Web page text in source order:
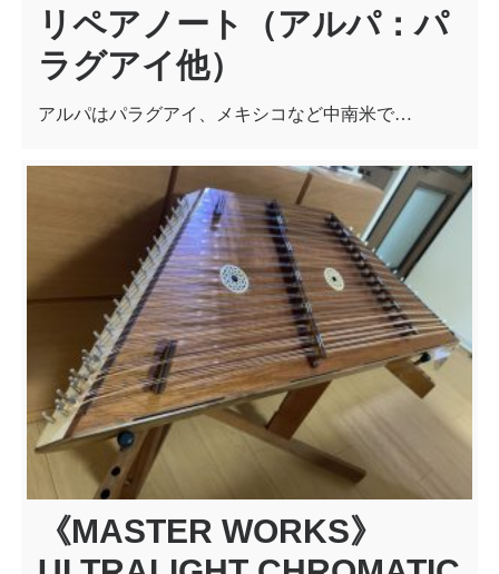
リペアノート（アルパ：パ
ラグアイ他）
アルパはパラグアイ、メキシコなど中南米で…
《MASTER WORKS》